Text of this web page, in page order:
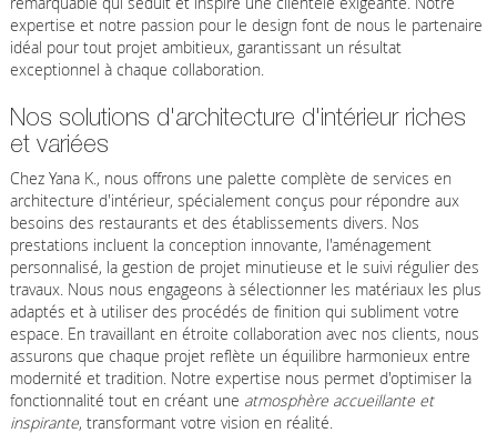
expertise et notre passion pour le design font de nous le partenaire
idéal pour tout projet ambitieux, garantissant un résultat
exceptionnel à chaque collaboration.
Nos solutions d'architecture d'intérieur riches
et variées
Chez Yana K., nous offrons une palette complète de services en
architecture d'intérieur, spécialement conçus pour répondre aux
besoins des restaurants et des établissements divers. Nos
prestations incluent la conception innovante, l'aménagement
personnalisé, la gestion de projet minutieuse et le suivi régulier des
travaux. Nous nous engageons à sélectionner les matériaux les plus
adaptés et à utiliser des procédés de finition qui subliment votre
espace. En travaillant en étroite collaboration avec nos clients, nous
assurons que chaque projet reflète un équilibre harmonieux entre
modernité et tradition. Notre expertise nous permet d'optimiser la
fonctionnalité tout en créant une atmosphère accueillante et
inspirante, transformant votre vision en réalité.